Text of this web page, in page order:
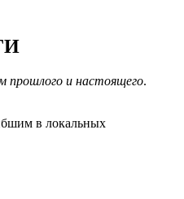
прошлого и настоящего.
в локальных